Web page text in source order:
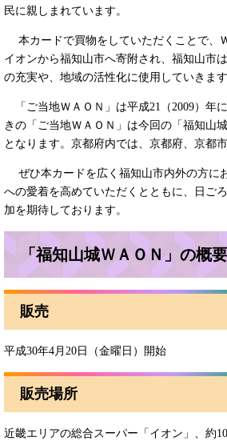
民に親しまれています。
本カードで買物をしていただくことで、
イオンから福知山市へ寄附され、福知山市
の充実や、地域の活性化に使用していきます
「ご当地ＷＡＯＮ」は平成21（2009）年
きの「ご当地ＷＡＯＮ」は今回の「福知山
となります。京都府内では、京都府、京都
ぜひ本カードを広く福知山市内外の方に
への愛着を高めていただくとともに、日ご
加を期待しております。
「福知山城ＷＡＯＮ」の概要
販売
平成30年4月20日（金曜日）開始
販売場所
近畿エリアの総合スーパー「イオン」、約